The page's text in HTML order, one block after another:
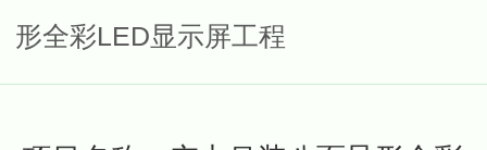
形全彩LED显示屏工程